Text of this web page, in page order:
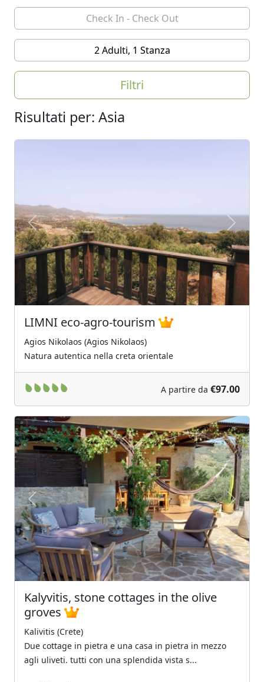
2 Adulti, 1 Stanza
Filtri
Risultati per: Asia
Previous Next
LIMNI eco-agro-tourism
Agios Nikolaos (Agios Nikolaos)
Natura autentica nella creta orientale
A partire da €97.00
Previous Next
Kalyvitis, stone cottages in the olive
groves
Kalivitis (Crete)
Due cottage in pietra e una casa in pietra in mezzo
agli uliveti. tutti con una splendida vista s...